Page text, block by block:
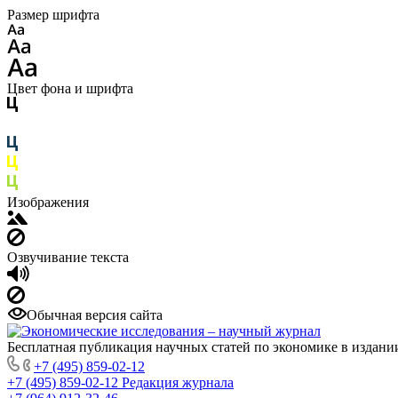
Размер шрифта
Цвет фона и шрифта
Изображения
Озвучивание текста
Обычная версия сайта
Бесплатная публикация научных статей по экономике в
+7 (495) 859-02-12
+7 (495) 859-02-12 Редакция журнала